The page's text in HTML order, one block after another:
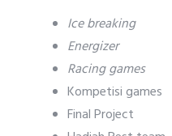
Ice breaking
Energizer
Racing games
Kompetisi games
Final Project